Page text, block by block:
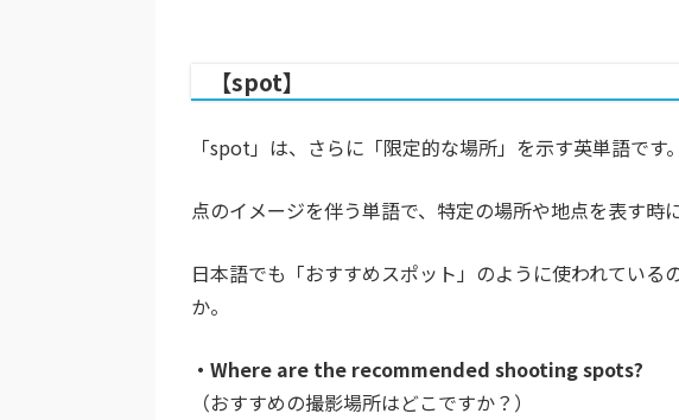
【spot】
「spot」は、さらに「限定的な場所」を示す英単語です。
点のイメージを伴う単語で、特定の場所や地点を表す時
日本語でも「おすすめスポット」のように使われている
か。
・Where are the recommended shooting spots?
（おすすめの撮影場所はどこですか？）